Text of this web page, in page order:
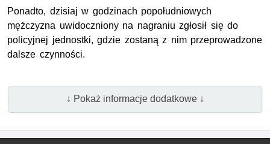
Ponadto, dzisiaj w godzinach popołudniowych
mężczyzna uwidoczniony na nagraniu zgłosił się do
policyjnej jednostki, gdzie zostaną z nim przeprowadzone
dalsze czynności.
↓ Pokaż informacje dodatkowe ↓